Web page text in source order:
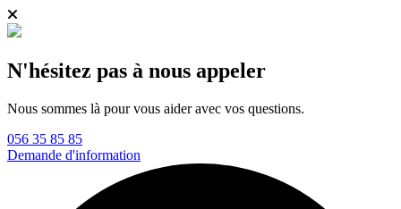
N'hésitez pas à nous appeler
Nous sommes là pour vous aider avec vos questions.
056 35 85 85
Demande d'information